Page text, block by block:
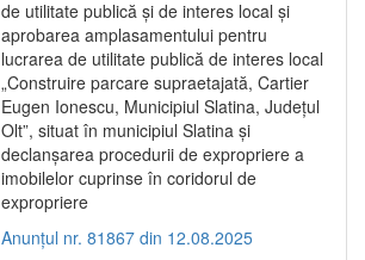
de utilitate publică și de interes local și
aprobarea amplasamentului pentru
lucrarea de utilitate publică de interes local
„Construire parcare supraetajată, Cartier
Eugen Ionescu, Municipiul Slatina, Județul
Olt”, situat în municipiul Slatina și
declanșarea procedurii de expropriere a
imobilelor cuprinse în coridorul de
expropriere
Anunțul nr. 81867 din 12.08.2025